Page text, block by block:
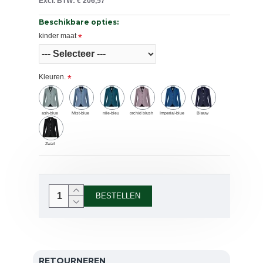
Beschikbare opties:
kinder maat
Kleuren.
ash-blue Mist-blue nile-bleu orchid blush Imperial-blue Blauw
Zwart
BESTELLEN
RETOURNEREN